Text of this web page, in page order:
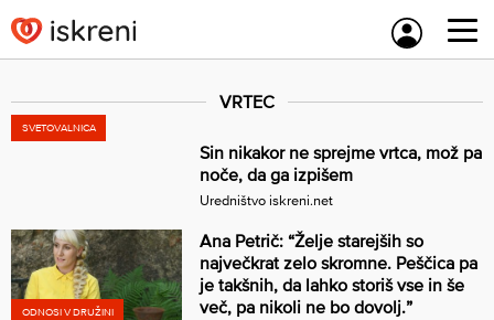
to
content
VRTEC
SVETOVALNICA
Sin nikakor ne sprejme vrtca, mož pa
noče, da ga izpišem
Uredništvo iskreni.net
ODNOSI V DRUŽINI
Ana Petrič: “Želje starejših so
največkrat zelo skromne. Peščica pa
je takšnih, da lahko storiš vse in še
več, pa nikoli ne bo dovolj.”